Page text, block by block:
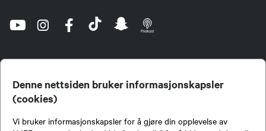
Denne nettsiden bruker informasjonskapsler
(cookies)
Vi bruker informasjonskapsler for å gjøre din opplevelse av
jegere og sportsfiskere og et av de viktigste miljøene for formidling av kunnskap om jakt og